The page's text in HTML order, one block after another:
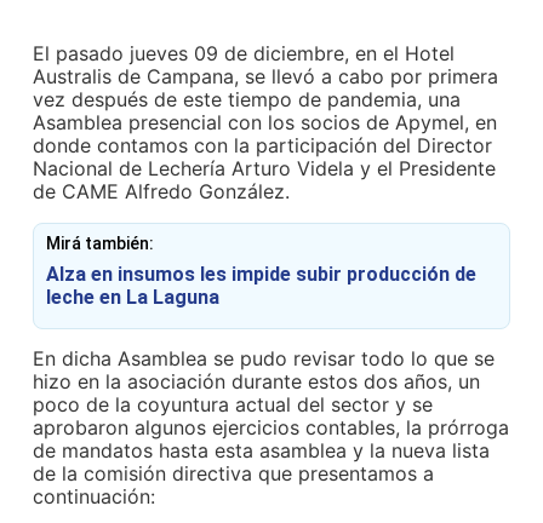
El pasado jueves 09 de diciembre, en el Hotel
Australis de Campana, se llevó a cabo por primera
vez después de este tiempo de pandemia, una
Asamblea presencial con los socios de Apymel, en
donde contamos con la participación del Director
Nacional de Lechería Arturo Videla y el Presidente
de CAME Alfredo González.
Mirá también:
Alza en insumos les impide subir producción de
leche en La Laguna
En dicha Asamblea se pudo revisar todo lo que se
hizo en la asociación durante estos dos años, un
poco de la coyuntura actual del sector y se
aprobaron algunos ejercicios contables, la prórroga
de mandatos hasta esta asamblea y la nueva lista
de la comisión directiva que presentamos a
continuación: